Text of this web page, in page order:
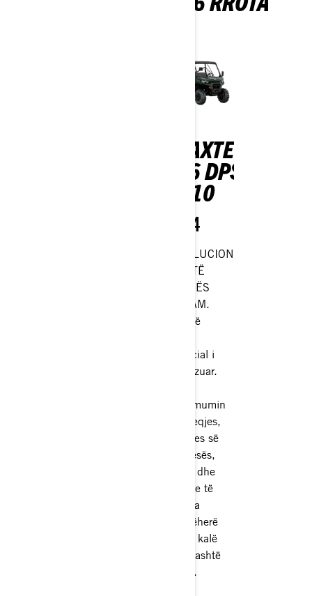
TRAXTER
6X6 DPS
HD10
2024
REVOLUCION
JASHTË
RRUGËS
CAN-AM.
Gjashtë
potencial i
pakufizuar.
maksimumin
e tërheqjes,
mbajtjes së
ngarkesës,
fuqisë dhe
aftësive të
krijuara
ndonjëherë
në një kalë
pune jashtë
rrugës.